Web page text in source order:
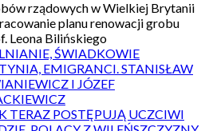
rządowych w Wielkiej Brytanii
planu renowacji grobu
Leona Bilińskiego
ŚWIADKOWIE
EMIGRANCI. STANISŁAW
I JÓZEF
TERAZ POSTĘPUJĄ UCZCIWI